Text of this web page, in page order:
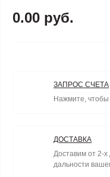
0.00 руб.
ЗАПРОС СЧЕТА
Нажмите, чтобы
ДОСТАВКА
Доставим от 2-х
дальности